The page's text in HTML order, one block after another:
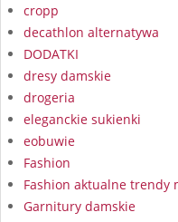
cropp
decathlon alternatywa
DODATKI
dresy damskie
drogeria
eleganckie sukienki
eobuwie
Fashion
Fashion aktualne trendy
Garnitury damskie